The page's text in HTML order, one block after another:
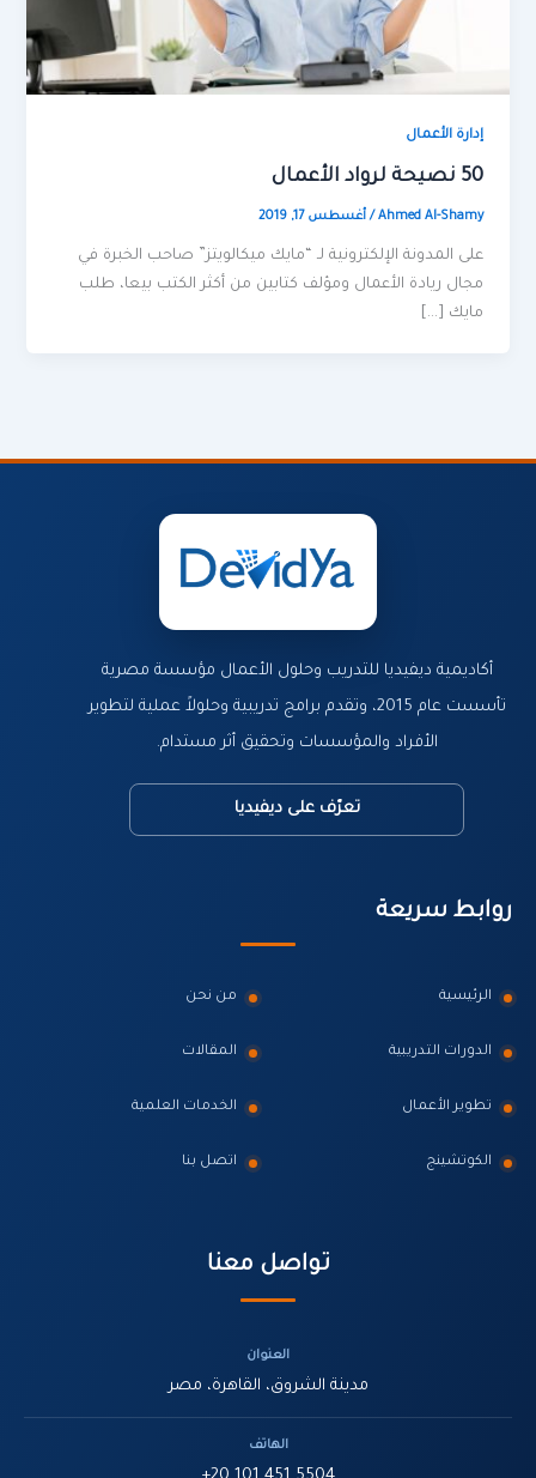
إدارة الأعمال
50 نصيحة لرواد الأعمال
Ahmed Al-Shamy
/أغسطس 17, 2019
على المدونة الإلكترونية لـ “مايك ميكالويتز” صاحب الخبرة في
مجال ريادة الأعمال ومؤلف كتابين من أكثر الكتب بيعا، طلب
مايك […]
أكاديمية ديفيديا للتدريب وحلول الأعمال مؤسسة مصرية
تأسست عام 2015، وتقدم برامج تدريبية وحلولاً عملية لتطوير
الأفراد والمؤسسات وتحقيق أثر مستدام.
تعرّف على ديفيديا
روابط سريعة
الرئيسية من نحن
الدورات التدريبية المقالات
تطوير الأعمال الخدمات العلمية
الكوتشينج اتصل بنا
تواصل معنا
العنوان
مدينة الشروق، القاهرة، مصر
الهاتف